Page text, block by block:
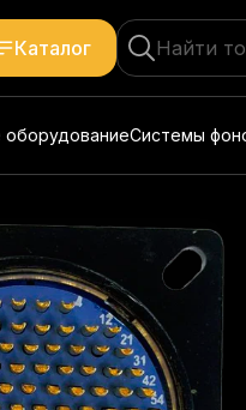
Каталог
оборудованиеСистемы